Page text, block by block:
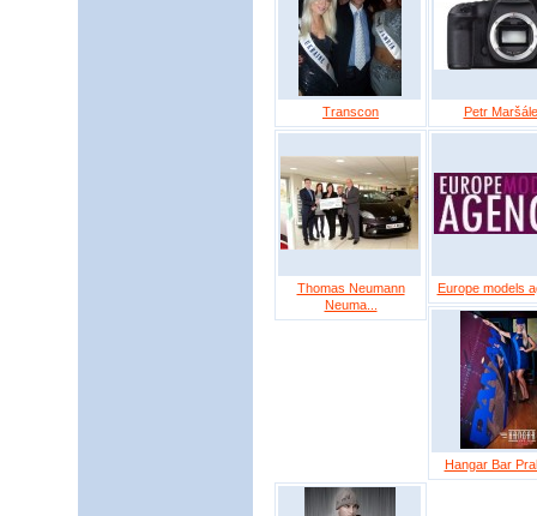
Transcon Petr
Thomas Neumann
Neuma...
Europe models
Hangar Bar